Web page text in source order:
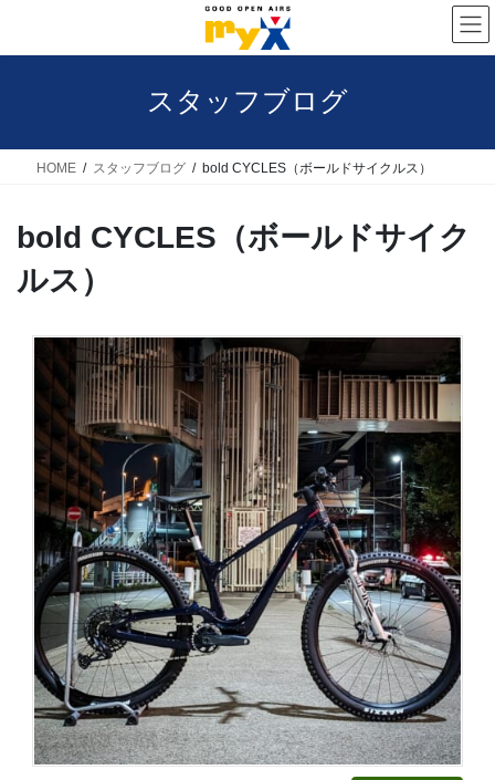
スタッフブログ
HOME スタッフブログ bold CYCLES（ボールドサイクルス）
bold CYCLES（ボールドサイク
ルス）